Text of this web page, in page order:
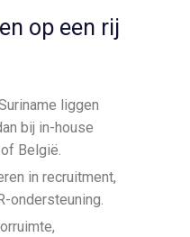
op een rij
liggen
bij in-house
België.
in recruitment,
ondersteuning.